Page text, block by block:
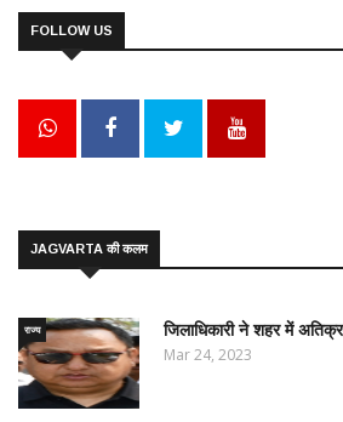
FOLLOW US
JAGVARTA की कलम
राज्य जिलाधिकारी ने शहर में
Mar 24, 2023